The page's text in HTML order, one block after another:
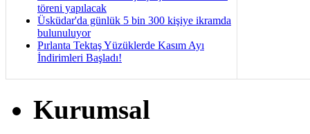
töreni yapılacak
Üsküdar'da günlük 5 bin 300 kişiye ikramda
bulunuluyor
Pırlanta Tektaş Yüzüklerde Kasım Ayı
İndirimleri Başladı!
Kurumsal